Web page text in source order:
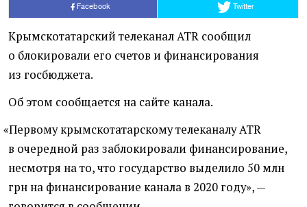
Facebook Twitter
Крымскотатарский телеканал ATR сообщил
о блокировали его счетов и финансирования
из госбюджета.
Об этом сообщается на сайте канала.
«Первому крымскотатарскому телеканалу ATR
в очередной раз заблокировали финансирование,
несмотря на то, что государство выделило 50 млн
грн на финансирование канала в 2020 году», —